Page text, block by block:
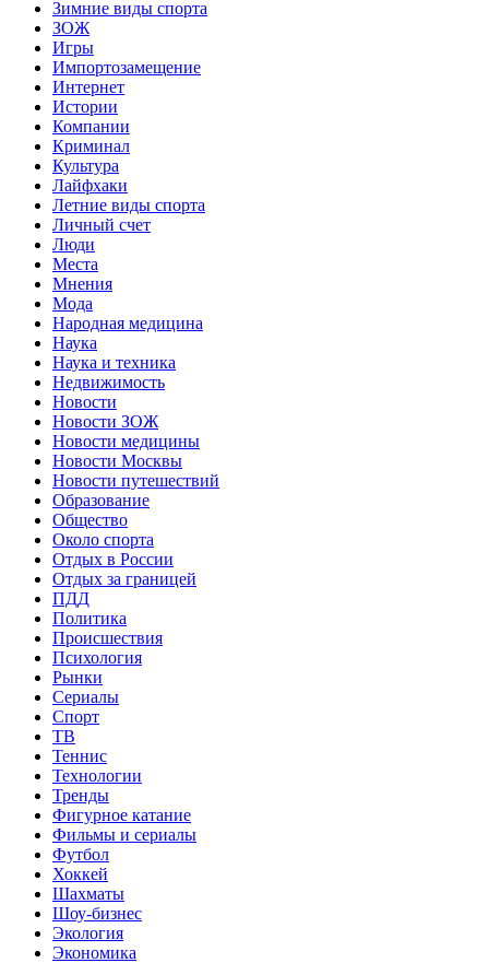
Зимние виды спорта
ЗОЖ
Игры
Импортозамещение
Интернет
Истории
Компании
Криминал
Культура
Лайфхаки
Летние виды спорта
Личный счет
Люди
Места
Мнения
Мода
Народная медицина
Наука
Наука и техника
Недвижимость
Новости
Новости ЗОЖ
Новости медицины
Новости Москвы
Новости путешествий
Образование
Общество
Около спорта
Отдых в России
Отдых за границей
ПДД
Политика
Происшествия
Психология
Рынки
Сериалы
Спорт
ТВ
Теннис
Технологии
Тренды
Фигурное катание
Фильмы и сериалы
Футбол
Хоккей
Шахматы
Шоу-бизнес
Экология
Экономика